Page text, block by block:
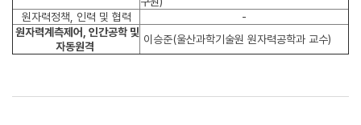
원자력정책, 인력 및 협력
-
원자력계측제어, 인간공학 및
자동원격
이승준(울산과학기술원 원자력공학과 교수)